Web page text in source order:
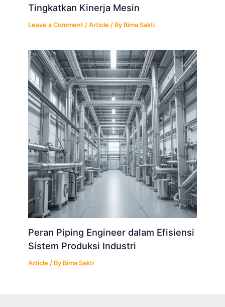
Tingkatkan Kinerja Mesin
Leave a Comment /Article / By Bima Sakti
Peran Piping Engineer dalam Efisiensi
Sistem Produksi Industri
Article / By Bima Sakti